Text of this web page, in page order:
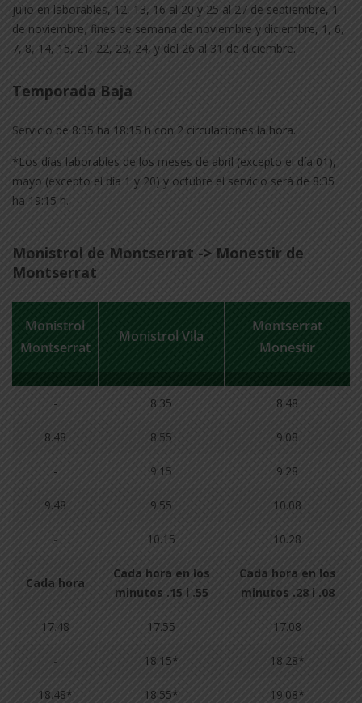
julio en laborables, 12, 13, 16 al 20 y 25 al 27 de septiembre, 1
de noviembre, fines de semana de noviembre y diciembre, 1, 6,
7, 8, 14, 15, 21, 22, 23, 24, y del 26 al 31 de diciembre.
Temporada Baja
Servicio de 8:35 ha 18:15 h con 2 circulaciones la hora.
*Los días laborables de los meses de abril (excepto el día 01),
mayo (excepto el día 1 y 20) y octubre el servicio será de 8:35
ha 19:15 h.
Monistrol de Montserrat -> Monestir de
Montserrat
Monistrol
Montserrat
Monistrol Vila
Montserrat
Monestir
- 8.35 8.48
8.48 8.55 9.08
- 9.15 9.28
9.48 9.55 10.08
- 10.15 10.28
Cada hora
Cada hora en los
minutos .15 i .55
Cada hora en los
minutos .28 i .08
17.48 17.55 17.08
- 18.15* 18.28*
18.48* 18.55* 19.08*